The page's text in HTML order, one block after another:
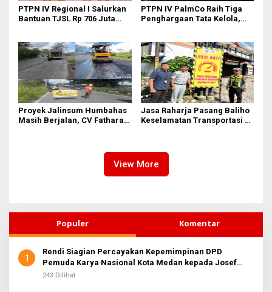
PTPN IV Regional I Salurkan
Bantuan TJSL Rp 706 Juta
PTPN IV PalmCo Raih Tiga
Penghargaan Tata Kelola,
Proyek Jalinsum Humbahas
Masih Berjalan, CV Fathara
Jasa Raharja Pasang Baliho
Keselamatan Transportasi di
View More
Populer Komentar
1
Rendi Siagian Percayakan Kepemimpinan DPD
Pemuda Karya Nasional Kota Medan kepada Josef
Sembiring
243 Dilihat